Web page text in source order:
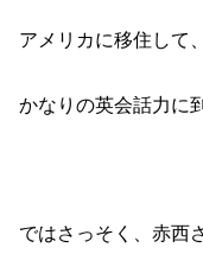
アメリカに移住して
かなりの英会話力に
ではさっそく、赤西